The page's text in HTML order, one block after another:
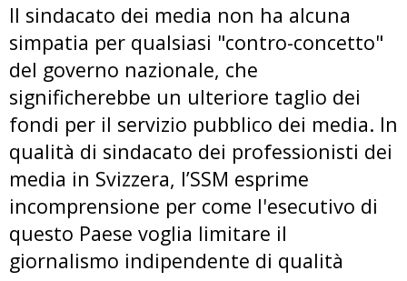
Il sindacato dei media non ha alcuna
simpatia per qualsiasi "contro-concetto"
del governo nazionale, che
significherebbe un ulteriore taglio dei
fondi per il servizio pubblico dei media. In
qualità di sindacato dei professionisti dei
media in Svizzera, l’SSM esprime
incomprensione per come l'esecutivo di
questo Paese voglia limitare il
giornalismo indipendente di qualità